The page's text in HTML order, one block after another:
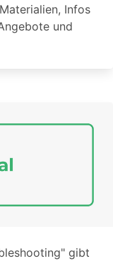
Infos
und
gibt